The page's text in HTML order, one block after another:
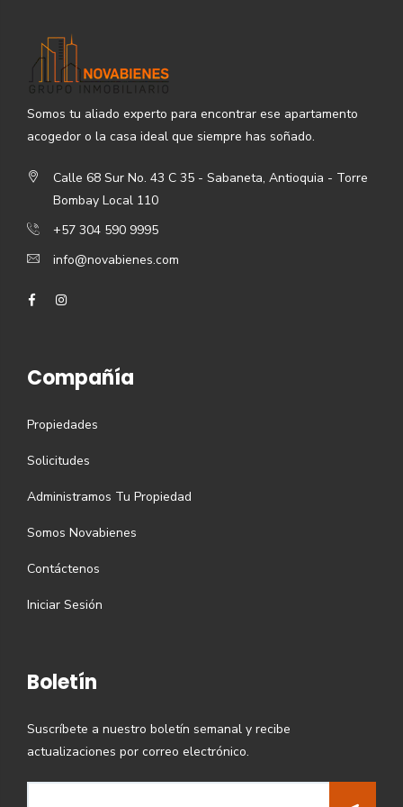
Somos tu aliado experto para encontrar ese apartamento
acogedor o la casa ideal que siempre has soñado.
Calle 68 Sur No. 43 C 35 - Sabaneta, Antioquia - Torre
Bombay Local 110
+57 304 590 9995
info@novabienes.com
Compañía
Propiedades
Solicitudes
Administramos Tu Propiedad
Somos Novabienes
Contáctenos
Iniciar Sesión
Boletín
Suscríbete a nuestro boletín semanal y recibe
actualizaciones por correo electrónico.